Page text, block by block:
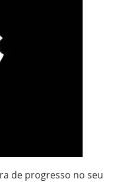
de progresso no seu